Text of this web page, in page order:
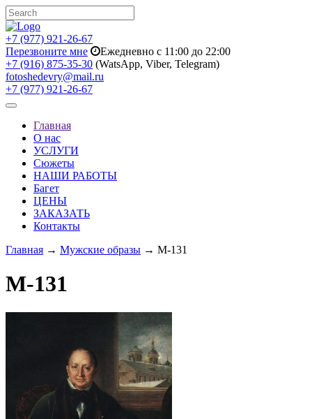
+7 (977) 921-26-67
Перезвоните мне
Ежедневно с 11:00 до 22:00
+7 (916) 875-35-30 (WatsApp, Viber, Telegram)
fotoshedevry@mail.ru
+7 (977) 921-26-67
Toggle
navigationГлавная
О нас
УСЛУГИ
Сюжеты
НАШИ РАБОТЫ
Багет
ЦЕНЫ
ЗАКАЗАТЬ
Контакты
Главная → Мужские образы → M-131
M-131